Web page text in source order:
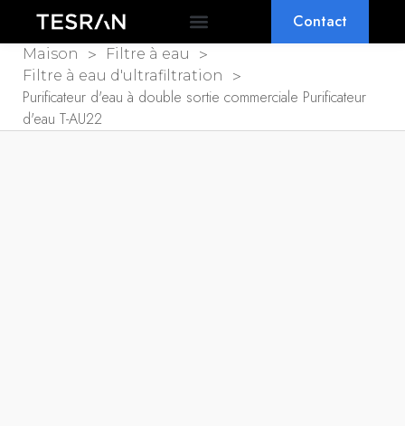
Contact
Maison > Filtre à eau >
Filtre à eau d'ultrafiltration
>
Purificateur d'eau à double sortie commerciale Purificateur
d'eau T-AU22